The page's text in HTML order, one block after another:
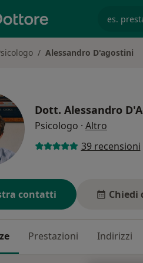
Alessandro D'agostini
Dott. Alessandro
Psicologo · Altro
39 recensioni
contatti Chiedi
Prestazioni Indirizzi